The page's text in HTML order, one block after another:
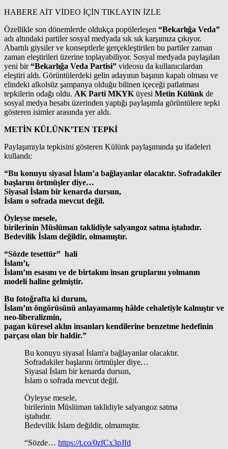
HABERE AİT VİDEO İÇİN TIKLAYIN İZLE
Özellikle son dönemlerde oldukça popülerleşen “Bekarlığa Veda”
adı altındaki partiler sosyal medyada sık sık karşımıza çıkıyor.
Abartılı giysiler ve konseptlerle gerçekleştirilen bu partiler zaman
zaman eleştirileri üzerine toplayabiliyor. Sosyal medyada paylaşılan
yeni bir“Bekarlığa Veda Partisi” videosu da kullanıcılardan
eleştiri aldı. Görüntülerdeki gelin adayının başının kapalı olması ve
elindeki alkolsüz şampanya olduğu bilinen içeceği patlatması
tepkilerin odağı oldu. AK Parti MKYK üyesi Metin Külünk de
sosyal medya hesabı üzerinden yaptığı paylaşımla görüntülere tepki
gösteren isimler arasında yer aldı.
METİN KÜLÜNK’TEN TEPKİ
Paylaşımıyla tepkisini gösteren Külünk paylaşımında şu ifadeleri
kullandı:
“Bu konuyu siyasal İslam’a bağlayanlar olacaktır. Sofradakiler
başlarını örtmüşler diye…
Siyasal İslam bir kenarda dursun,
İslam o sofrada mevcut değil.
Öyleyse mesele,
birilerinin Müslüman taklidiyle salyangoz satma iştahıdır.
Bedevilik İslam değildir, olmamıştır.
“Sözde tesettür” hali
İslam’ı,
İslam’ın esasını ve de birtakım insan gruplarını yolmanın
modeli haline gelmiştir.
Bu fotoğrafta ki durum,
İslam’ın öngörüsünü anlayamamış hâlde cehaletiyle kalmıştır ve
neo-liberalizmin,
pagan küresel aklın insanları kendilerine benzetme hedefinin
parçası olan bir haldir.”
Bu konuyu siyasal İslam'a bağlayanlar olacaktır.
Sofradakiler başlarını örtmüşler diye…
Siyasal İslam bir kenarda dursun,
İslam o sofrada mevcut değil.
Öyleyse mesele,
birilerinin Müslüman taklidiyle salyangoz satma
iştahıdır.
Bedevilik İslam değildir, olmamıştır.
“Sözde… https://t.co/0zfCx3pJfd